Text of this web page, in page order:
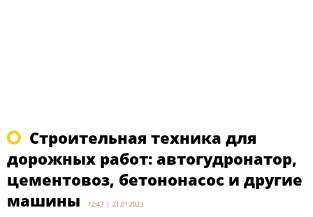
Строительная техника для
дорожных работ: автогудронатор,
цементовоз, бетононасос и другие
машины
12:43 | 21.01.2023